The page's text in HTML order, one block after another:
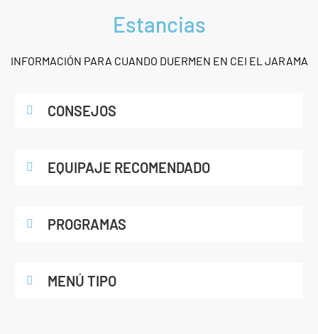
Estancias
INFORMACIÓN PARA CUANDO DUERMEN EN CEI EL JARAMA
CONSEJOS
EQUIPAJE RECOMENDADO
PROGRAMAS
MENÚ TIPO